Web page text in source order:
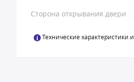
Сторона открывания двери
Технические характеристики